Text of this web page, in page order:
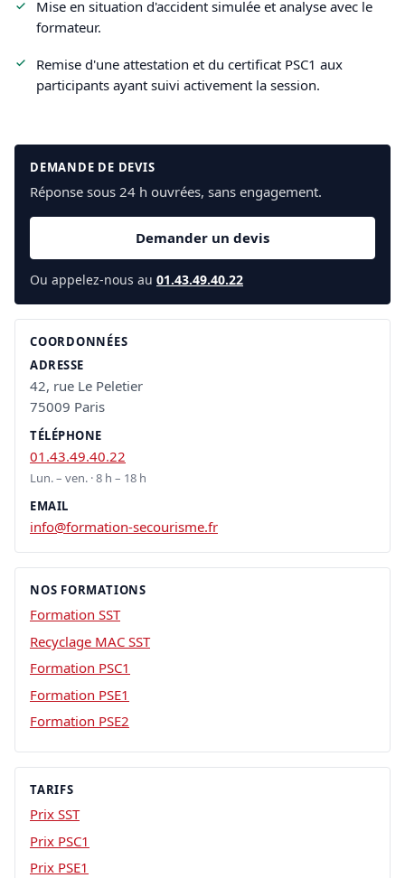
Mise en situation d'accident simulée et analyse avec le
formateur.
Remise d'une attestation et du certificat PSC1 aux
participants ayant suivi activement la session.
DEMANDE DE DEVIS
Réponse sous 24 h ouvrées, sans engagement.
Demander un devis
Ou appelez-nous au 01.43.49.40.22
COORDONNÉES
ADRESSE
42, rue Le Peletier
75009 Paris
TÉLÉPHONE
01.43.49.40.22
Lun. – ven. · 8 h – 18 h
EMAIL
info@formation-secourisme.fr
NOS FORMATIONS
Formation SST
Recyclage MAC SST
Formation PSC1
Formation PSE1
Formation PSE2
TARIFS
Prix SST
Prix PSC1
Prix PSE1